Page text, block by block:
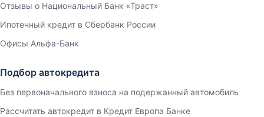
Отзывы о Национальный Банк «Траст»
Ипотечный кредит в Сбербанк России
Офисы Альфа-Банк
Подбор автокредита
Без первоначального взноса на подержанный автомобиль
Рассчитать автокредит в Кредит Европа Банке